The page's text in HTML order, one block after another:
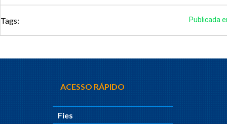
Publicada
Tags:
ACESSO RÁPIDO
Fies